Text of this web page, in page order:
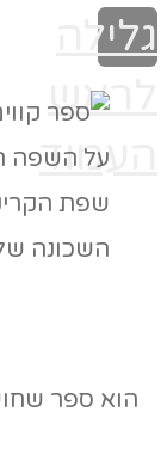
גלילה
לראש
העמוד
הוא ספר